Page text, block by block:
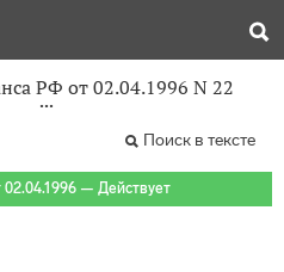
РФ от 02.04.1996 N 22
Поиск в тексте
02.04.1996 — Действует